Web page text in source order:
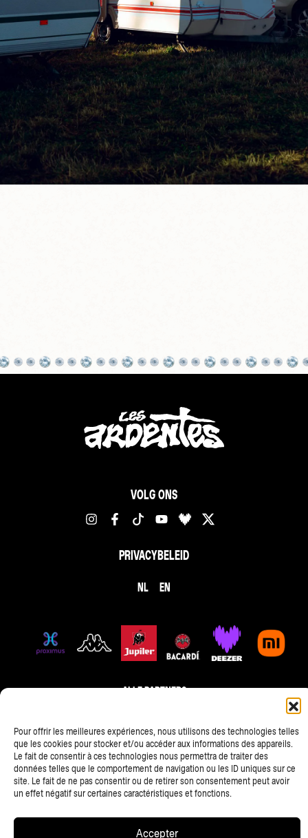
Pour offrir les meilleures expériences, nous utilisons des technologies telles
que les cookies pour stocker et/ou accéder aux informations des appareils.
Le fait de consentir à ces technologies nous permettra de traiter des
données telles que le comportement de navigation ou les ID uniques sur ce
site. Le fait de ne pas consentir ou de retirer son consentement peut avoir
un effet négatif sur certaines caractéristiques et fonctions.
Accepter
VOLG ONS
PRIVACYBELEID
NL EN
ALLE PARTNERS
Copyright © 2025 • Les Ardentes, Liege festivals — All rights
reserved • Websitescalp.agency